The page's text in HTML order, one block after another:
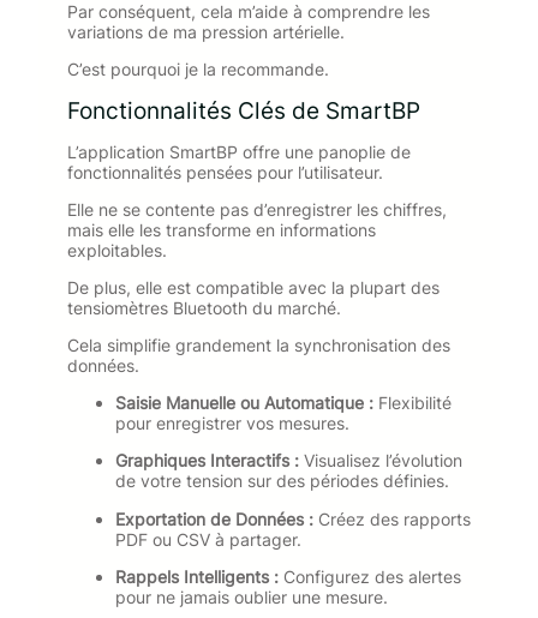
Par conséquent, cela m’aide à comprendre les
variations de ma pression artérielle.
C’est pourquoi je la recommande.
Fonctionnalités Clés de SmartBP
L’application SmartBP offre une panoplie de
fonctionnalités pensées pour l’utilisateur.
Elle ne se contente pas d’enregistrer les chiffres,
mais elle les transforme en informations
exploitables.
De plus, elle est compatible avec la plupart des
tensiomètres Bluetooth du marché.
Cela simplifie grandement la synchronisation des
données.
Saisie Manuelle ou Automatique : Flexibilité
pour enregistrer vos mesures.
Graphiques Interactifs : Visualisez l’évolution
de votre tension sur des périodes définies.
Exportation de Données : Créez des rapports
PDF ou CSV à partager.
Rappels Intelligents : Configurez des alertes
pour ne jamais oublier une mesure.